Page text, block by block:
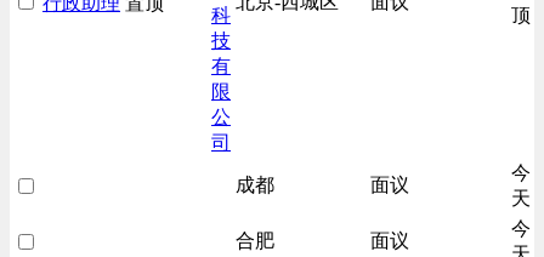
科
技
有
限
公
司
顶
成都 面议
今
天
合肥 面议
今